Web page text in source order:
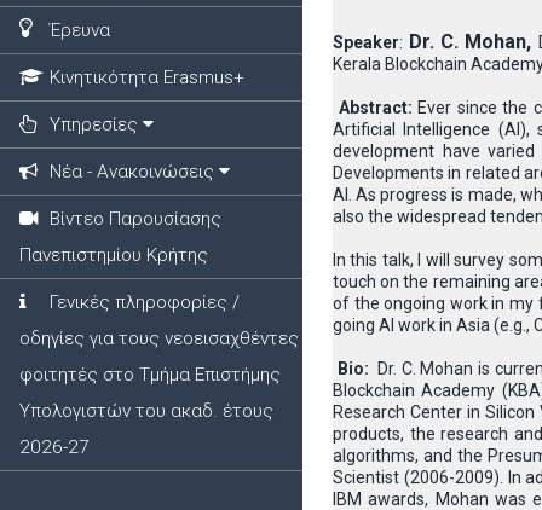
Έρευνα
Κινητικότητα Erasmus+
Υπηρεσίες
Νέα - Ανακοινώσεις
Βίντεο Παρουσίασης
Πανεπιστημίου Κρήτης
Γενικές πληροφορίες /
οδηγίες για τους νεοεισαχθέντες
φοιτητές στο Τμήμα Επιστήμης
Υπολογιστών του ακαδ. έτους
2026-27
Speaker: Dr. C. Mohan,
Kerala Blockchain
Abstract: Ever since the
Artificial Intelligence
development have
Developments in related
AI. As progress is made,
also the widespread
In this talk, I will survey
touch on the remaining
of the ongoing work in my
going AI work in Asia (e.g.,
Bio:
Dr. C. Mohan is
Blockchain Academy
Research Center in
products, the research
algorithms, and the
Scientist (2006-2009). In
IBM awards, Mohan was